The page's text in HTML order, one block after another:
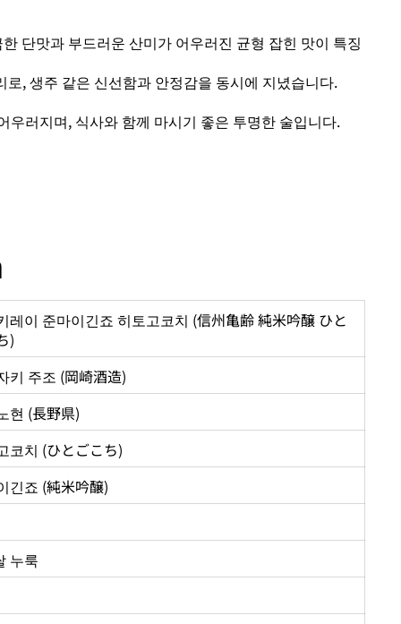
단맛과 부드러운 산미가 어우러진 균형 잡힌 맛이 특징
로, 생주 같은 신선함과 안정감을 동시에 지녔습니다.
우러지며, 식사와 함께 마시기 좋은 투명한 술입니다.
레이 준마이긴죠 히토고코치 (信州亀齢 純米吟醸 ひと
)
키 주조 (岡崎酒造)
현 (長野県)
코치 (ひとごこち)
긴죠 (純米吟醸)
누룩